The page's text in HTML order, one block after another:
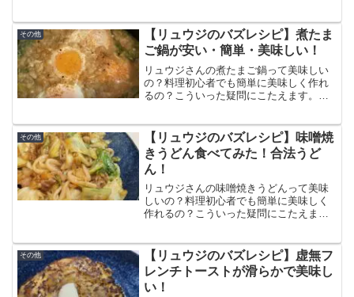
をまとめています。たくさんのキノコを
使ったこのスープは旨味が爆発してま
す。
その他
【リュウジのバズレシピ】煮たま
ご鍋が安い・簡単・美味しい！
リュウジさんの煮たまご鍋って美味しい
の？料理初心者でも簡単に美味しく作れ
るの？こういった疑問にこたえます。こ
作ったとは思えないほど美味しい。〆は
うどんで決まり！
その他
【リュウジのバズレシピ】味噌焼
きうどん食べてみた！合法うど
ん！
リュウジさんの味噌焼きうどんって美味
しいの？料理初心者でも簡単に美味しく
作れるの？こういった疑問にこたえま
す。味噌の香りとニンニク、唐辛子のパ
ンチが効いたこのうどんマジでやみつき
になります。
その他
【リュウジのバズレシピ】虚無フ
レンチトーストが滑らかで美味し
い！